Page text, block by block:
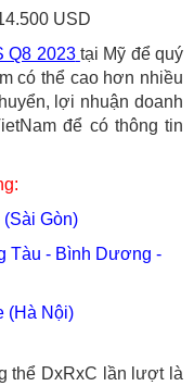
USD
Q8 2023 tại Mỹ để quý
có thể cao hơn nhiều
lợi nhuận doanh
để có thông tin
Gòn)
Tàu - Bình Dương -
(Hà Nội)
thể DxRxC lần lượt là